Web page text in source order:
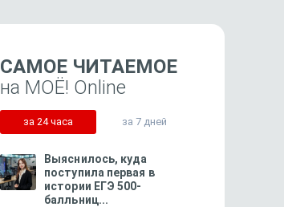
САМОЕ ЧИТАЕМОЕ
на МОЁ! Online
за 24 часа за 7 дней
Выяснилось, куда
поступила первая в
истории ЕГЭ 500-
балльниц...